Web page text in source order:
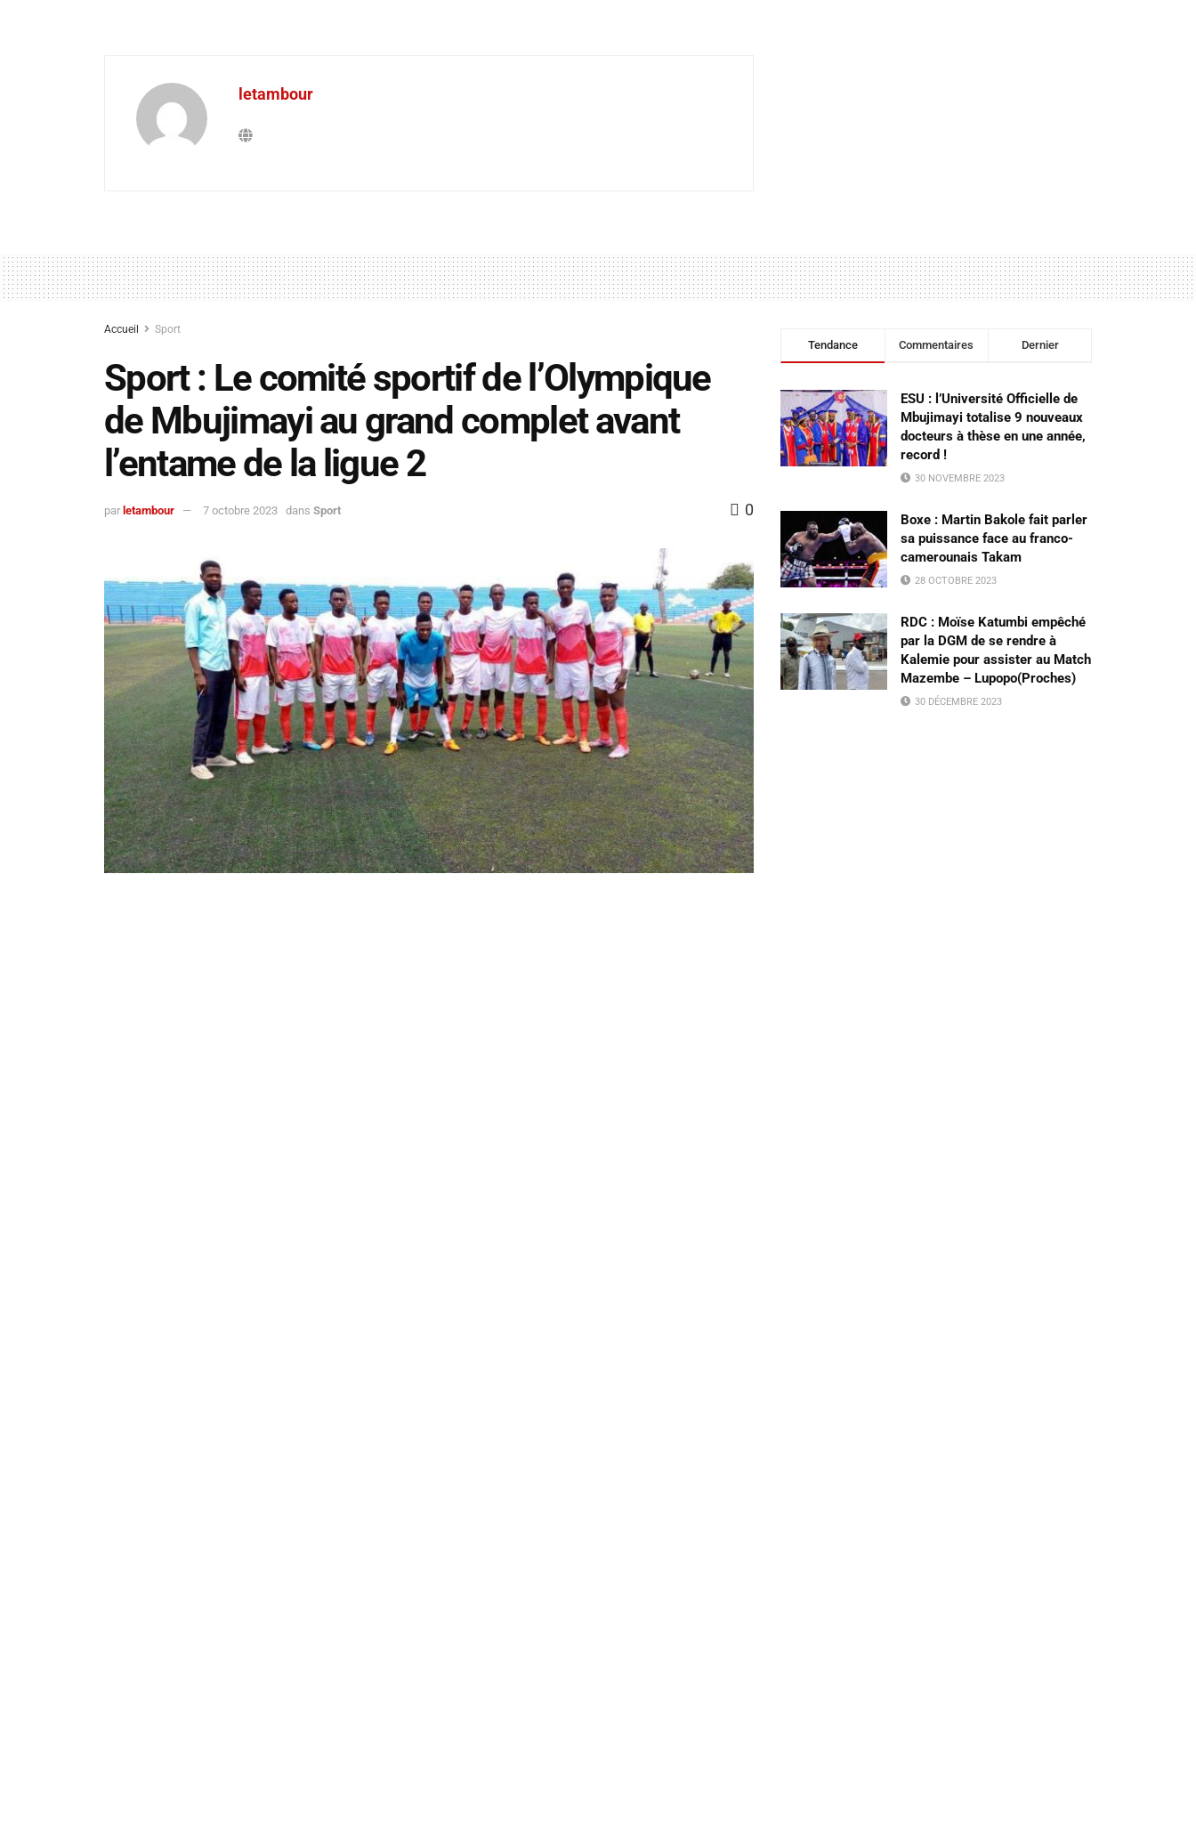
letambour
Accueil Sport
Sport : Le comité sportif de l’Olympique
de Mbujimayi au grand complet avant
l’entame de la ligue 2
par letambour 7 octobre 2023 dans Sport 0
Tendance Commentaires Dernier
ESU : l’Université Officielle de
Mbujimayi totalise 9 nouveaux
docteurs à thèse en une année,
record !
30 NOVEMBRE 2023
Boxe : Martin Bakole fait parler
sa puissance face au franco-
camerounais Takam
28 OCTOBRE 2023
RDC : Moïse Katumbi empêché
par la DGM de se rendre à
Kalemie pour assister au Match
Mazembe – Lupopo(Proches)
30 DÉCEMBRE 2023